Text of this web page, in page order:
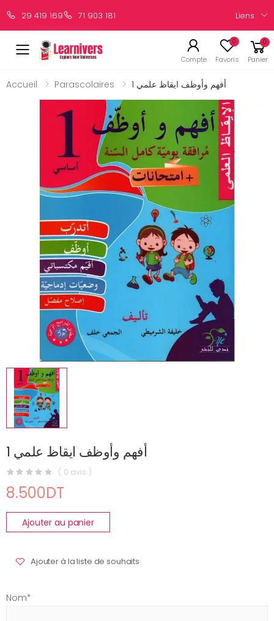
29 419 169 71 903 181 Liens
Compte
0
Favoris
0
Panier
Accueil Parascolaires أفهم وأوظف ايقاظ علمي 1
أفهم وأوظف ايقاظ علمي 1
( 0 avis )
8.500DT
Ajouter au panier
Ajouter à la liste de souhaits
Nom*